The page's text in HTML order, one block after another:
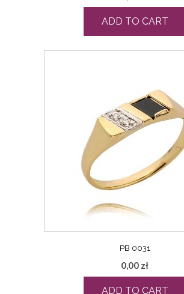
ADD TO CART
PB 0031
0,00 zł
ADD TO CART